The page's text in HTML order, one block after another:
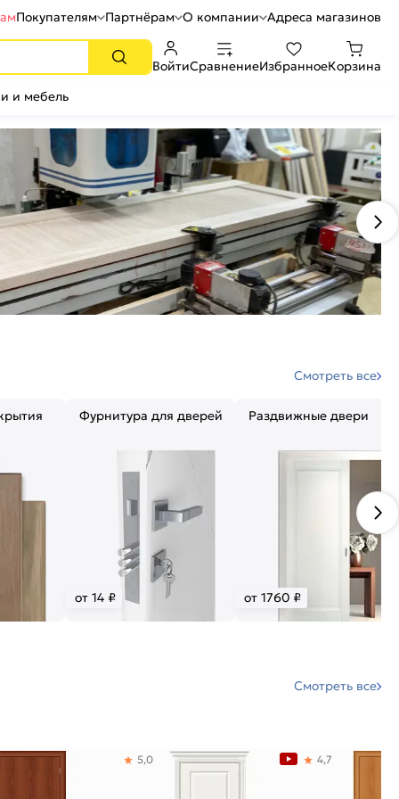
Покупателям Партнёрам О компании Адреса магазинов
ВойтиСравнениеИзбранноеКорзина
и мебель
Смотреть все
Фурнитура для дверей
от 14 ₽
Раздвижные двери
от 1760 ₽
Смотреть все
5,0 4,7